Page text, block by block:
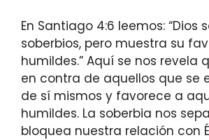
En Santiago 4:6 leemos: “Dios
soberbios, pero muestra su
humildes.” Aquí se nos revela
en contra de aquellos que se
de sí mismos y favorece a
humildes. La soberbia nos
bloquea nuestra relación con